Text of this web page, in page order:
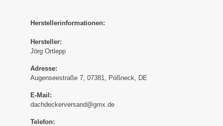
Herstellerinformationen:
Hersteller:
Jörg Ortlepp
Adresse:
Augenseestraße 7, 07381, Pößneck, DE
E-Mail:
dachdeckerversand@gmx.de
Telefon: